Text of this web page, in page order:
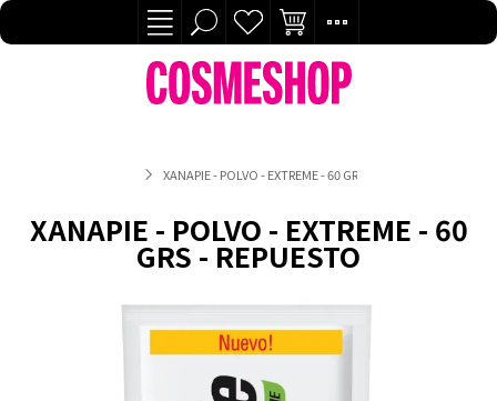
XANAPIE - POLVO - EXTREME - 60 GRS - REPUESTO
XANAPIE - POLVO - EXTREME - 60
GRS - REPUESTO